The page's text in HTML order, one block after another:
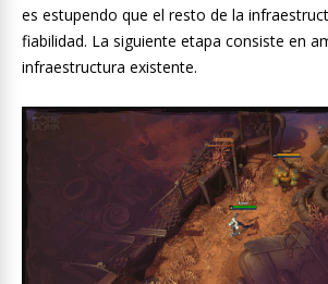
es estupendo que el resto de la
fiabilidad. La siguiente etapa consiste en
infraestructura existente.